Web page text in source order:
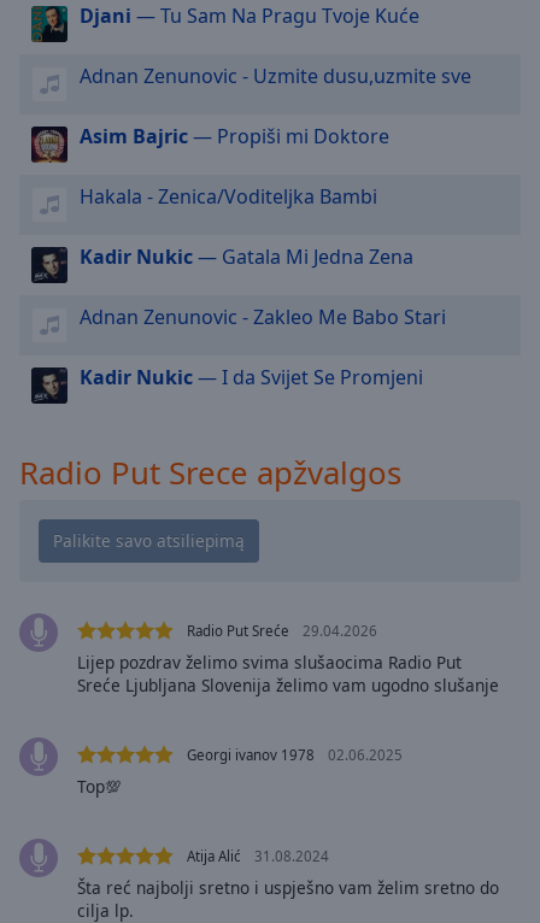
Audio
Track
Picture-
in-
Fullscreen
This
modal
window.
Beginning
dialog
window.
will
cancel
Text
Opacity
Background
Color
Djani — Tu Sam Na Pragu Tvoje Kuće
Adnan Zenunovic - Uzmite dusu,uzmite sve
Asim Bajric— Propiši mi Doktore
Hakala - Zenica/Voditeljka Bambi
Kadir Nukic— Gatala Mi Jedna Zena
Adnan Zenunovic - Zakleo Me Babo Stari
Kadir Nukic— I da Svijet Se Promjeni
Radio Put Srece apžvalgos
Radio Put Sreće 29.04.2026
Lijep pozdrav želimo svima slušaocima Radio Put
Sreće Ljubljana Slovenija želimo vam ugodno slušanje
Georgi ivanov 1978 02.06.2025
Top💯
Atija Alić 31.08.2024
Šta reć najbolji sretno i uspješno vam želim sretno do
cilja lp.